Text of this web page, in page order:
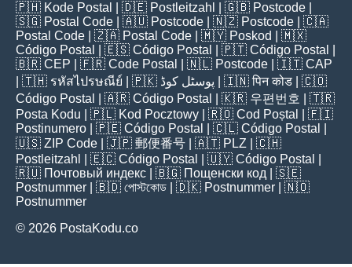
🇵🇭 Kode Postal | 🇩🇪 Postleitzahl | 🇬🇧 Postcode
🇸🇬 Postal Code | 🇦🇺 Postcode | 🇳🇿 Postcode | 🇨🇦
Postal Code | 🇿🇦 Postal Code | 🇲🇾 Poskod
| 🇲🇽
Código Postal
| 🇪🇸 Código Postal | 🇵🇹 Código Postal
🇧🇷 CEP | 🇫🇷 Code Postal | 🇳🇱 Postcode | 🇮🇹 CAP
| 🇹🇭 รหัสไปรษณีย์ | 🇵🇰 پوسٹل کوڈ | 🇮🇳पिन कोड | 🇨🇴
Código Postal
| 🇦🇷 Código Postal | 🇰🇷 우편번호
| 🇹🇷
Posta Kodu | 🇵🇱 Kod Pocztowy | 🇷🇴 Cod Poștal
| 🇫🇮
Postinumero | 🇵🇪 Código Postal | 🇨🇱 Código Postal
🇺🇸 ZIP Code | 🇯🇵 郵便番号 | 🇦🇹 PLZ | 🇨🇭
Postleitzahl
| 🇪🇨 Código Postal | 🇺🇾 Código Postal
🇷🇺 Почтовый индекс | 🇧🇬 Пощенски код | 🇸🇪
Postnummer | 🇧🇩 পোস্টকোড | 🇩🇰 Postnummer | 🇳🇴
Postnummer
© 2026 PostaKodu.co